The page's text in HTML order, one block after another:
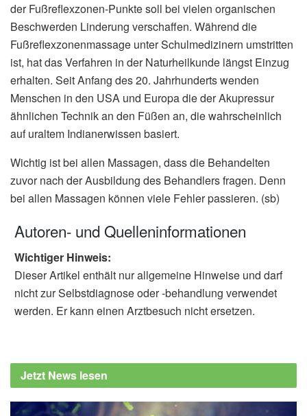
der Fußreflexzonen-Punkte soll bei vielen organischen
Beschwerden Linderung verschaffen. Während die
Fußreflexzonenmassage unter Schulmedizinern umstritten
ist, hat das Verfahren in der Naturheilkunde längst Einzug
erhalten. Seit Anfang des 20. Jahrhunderts wenden
Menschen in den USA und Europa die der Akupressur
ähnlichen Technik an den Füßen an, die wahrscheinlich
auf uraltem Indianerwissen basiert.
Wichtig ist bei allen Massagen, dass die Behandelten
zuvor nach der Ausbildung des Behandlers fragen. Denn
bei allen Massagen können viele Fehler passieren. (sb)
Autoren- und Quelleninformationen
Wichtiger Hinweis:
Dieser Artikel enthält nur allgemeine Hinweise und darf
nicht zur Selbstdiagnose oder -behandlung verwendet
werden. Er kann einen Arztbesuch nicht ersetzen.
Jetzt News lesen